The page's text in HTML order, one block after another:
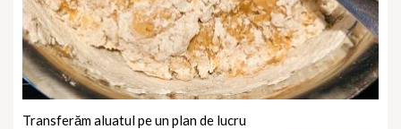
Transferăm aluatul pe un plan de lucru